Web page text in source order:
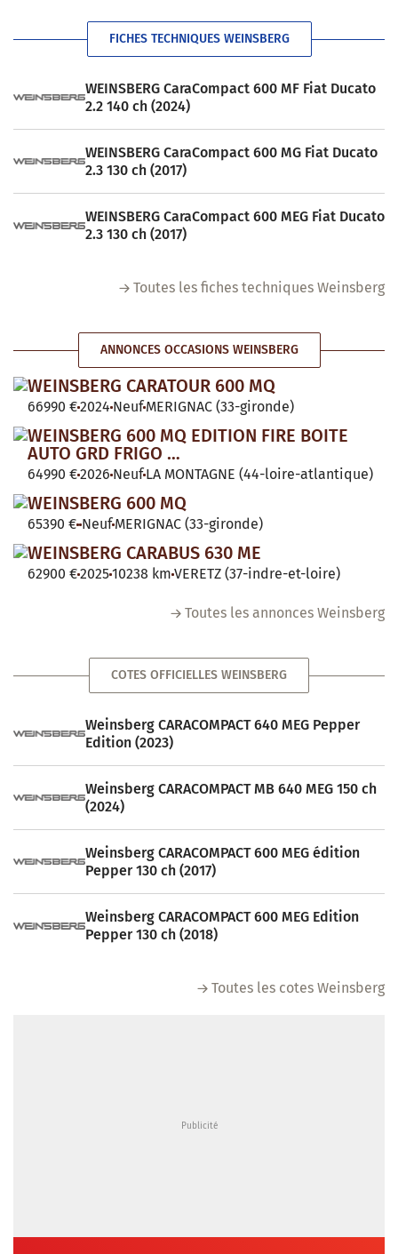
FICHES TECHNIQUES WEINSBERG
WEINSBERG CaraCompact 600 MF Fiat Ducato
2.2 140 ch (2024)
WEINSBERG CaraCompact 600 MG Fiat Ducato
2.3 130 ch (2017)
WEINSBERG CaraCompact 600 MEG Fiat Ducato
2.3 130 ch (2017)
Toutes les fiches techniques Weinsberg
ANNONCES OCCASIONS WEINSBERG
WEINSBERG CARATOUR 600 MQ
66990 €2024 Neuf MERIGNAC (33-gironde)
WEINSBERG 600 MQ EDITION FIRE BOITE
AUTO GRD FRIGO …
64990 €2026 Neuf LA MONTAGNE (44-loire-atlantique)
WEINSBERG 600 MQ
65390 € Neuf MERIGNAC (33-gironde)
WEINSBERG CARABUS 630 ME
62900 €202510238 km VERETZ (37-indre-et-loire)
Toutes les annonces Weinsberg
COTES OFFICIELLES WEINSBERG
Weinsberg CARACOMPACT 640 MEG Pepper
Edition (2023)
Weinsberg CARACOMPACT MB 640 MEG 150 ch
(2024)
Weinsberg CARACOMPACT 600 MEG édition
Pepper 130 ch (2017)
Weinsberg CARACOMPACT 600 MEG Edition
Pepper 130 ch (2018)
Toutes les cotes Weinsberg